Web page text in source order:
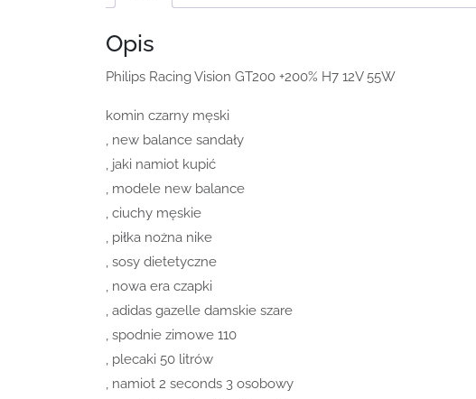
Opis
Philips Racing Vision GT200 +200% H7 12V 55W
komin czarny męski
, new balance sandały
, jaki namiot kupić
, modele new balance
, ciuchy męskie
, piłka nożna nike
, sosy dietetyczne
, nowa era czapki
, adidas gazelle damskie szare
, spodnie zimowe 110
, plecaki 50 litrów
, namiot 2 seconds 3 osobowy